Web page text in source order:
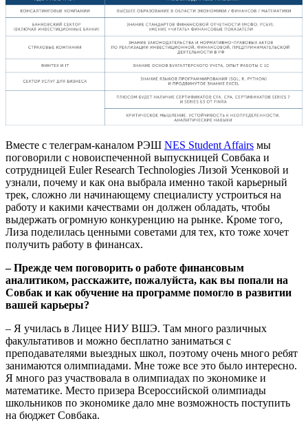
Вместе с телеграм-каналом РЭШ NES Student Affairs мы
поговорили с новоиспеченной выпускницей Совбака и
сотрудницей Euler Research Technologies Лизой Усенковой и
узнали, почему и как она выбрала именно такой карьерный
трек, сложно ли начинающему специалисту устроиться на
работу и какими качествами он должен обладать, чтобы
выдержать огромную конкуренцию на рынке. Кроме того,
Лиза поделилась ценными советами для тех, кто тоже хочет
получить работу в финансах.
– Прежде чем поговорить о работе финансовым
аналитиком, расскажите, пожалуйста, как вы попали на
Совбак и как обучение на программе помогло в развитии
вашей карьеры?
– Я училась в Лицее НИУ ВШЭ. Там много различных
факультативов и можно бесплатно заниматься с
преподавателями выездных школ, поэтому очень много ребят
занимаются олимпиадами. Мне тоже все это было интересно.
Я много раз участвовала в олимпиадах по экономике и
математике. Место призера Всероссийской олимпиады
школьников по экономике дало мне возможность поступить
на бюджет Совбака.